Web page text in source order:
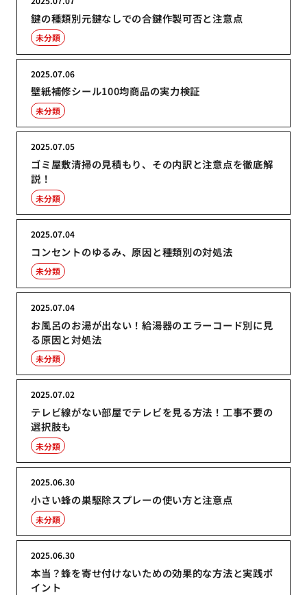
鍵の種類別元鍵なしでの合鍵作製可否と注意点
未分類
壁紙補修シール100均商品の実力検証
2025.07.06
未分類
ゴミ屋敷清掃の見積もり、その内訳と注意点を徹底解
説！
2025.07.05
未分類
コンセントのゆるみ、原因と種類別の対処法
2025.07.04
未分類
お風呂のお湯が出ない！給湯器のエラーコード別に見
る原因と対処法
2025.07.04
未分類
テレビ線がない部屋でテレビを見る方法！工事不要の
選択肢も
2025.07.02
未分類
小さい蜂の巣駆除スプレーの使い方と注意点
2025.06.30
未分類
本当？蜂を寄せ付けないための効果的な方法と実践ポ
イント
2025.06.30